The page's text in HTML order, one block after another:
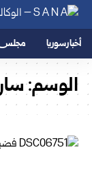
أخبار سوريا
الوسم: